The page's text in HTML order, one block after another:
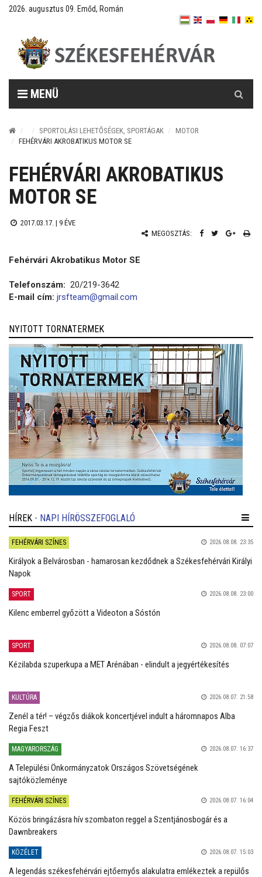
2026. augusztus 09. Emőd, Román
MENÜ
SPORTOLÁSI LEHETŐSÉGEK, SPORTÁGAK
MOTOR
FEHÉRVÁRI AKROBATIKUS MOTOR SE
FEHÉRVÁRI AKROBATIKUS
MOTOR SE
2017.03.17. | 9 ÉVE
MEGOSZTÁS:
Fehérvári Akrobatikus Motor SE
Telefonszám: 20/219-3642
E-mail cím: jrsfteam@gmail.com
NYITOTT TORNATERMEK
HÍREK - NAPI HÍRÖSSZEFOGLALÓ
FEHÉRVÁRI SZÍNES 2026.08.08. 23:35
Királyok a Belvárosban - hamarosan kezdődnek a Székesfehérvári Királyi
Napok
SPORT 2026.08.08. 23:00
Kilenc emberrel győzött a Videoton a Sóstón
SPORT 2026.08.08. 07:07
Kézilabda szuperkupa a MET Arénában - elindult a jegyértékesítés
KULTÚRA 2026.08.07. 21:58
Zenél a tér! – végzős diákok koncertjével indult a háromnapos Alba
Regia Feszt
MAGYARORSZÁG 2026.08.07. 16:37
A Települési Önkormányzatok Országos Szövetségének
sajtóközleménye
FEHÉRVÁRI SZÍNES 2026.08.07. 16:04
Közös bringázásra hív szombaton reggel a Szentjánosbogár és a
Dawnbreakers
KÖZÉLET 2026.08.07. 15:03
A legendás székesfehérvári ejtőernyős alakulatra emlékeztek a repülős